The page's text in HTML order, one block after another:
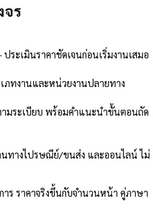
จร
ระเมินราคาชัดเจนก่อนเริ่มงานเสมอ
ภทงานและหน่วยงานปลายทาง
ามระเบียบ พร้อมคำแนะนำขั้นตอนถัด
ทางไปรษณีย์/ขนส่ง และออนไลน์ ไม่
ร ราคาจริงขึ้นกับจำนวนหน้า คู่ภาษา